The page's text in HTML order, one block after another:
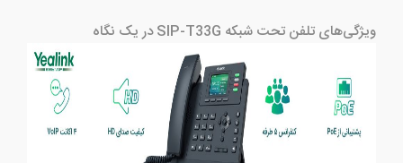
ویژگی‌های تلفن تحت شبکه SIP-T33G در یک نگاه